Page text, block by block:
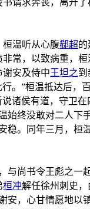
桓温听从心腹郗超的
常，以致病重，
谢安及侍中王坦之到
。”桓温抵达后
诸侯有道，守卫
终没敢对二人
。同年三月，
尚书令王彪之一
桓冲解任徐州刺史
安，心甘情愿地以